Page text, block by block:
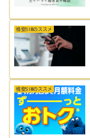
格安SIMのススメ
格安SIMのススメ